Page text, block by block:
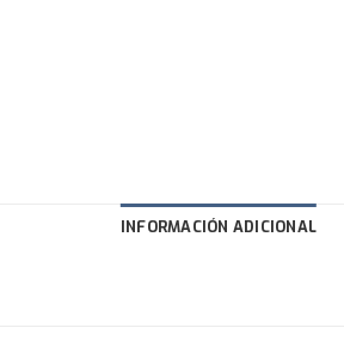
INFORMACIÓN ADICIONAL